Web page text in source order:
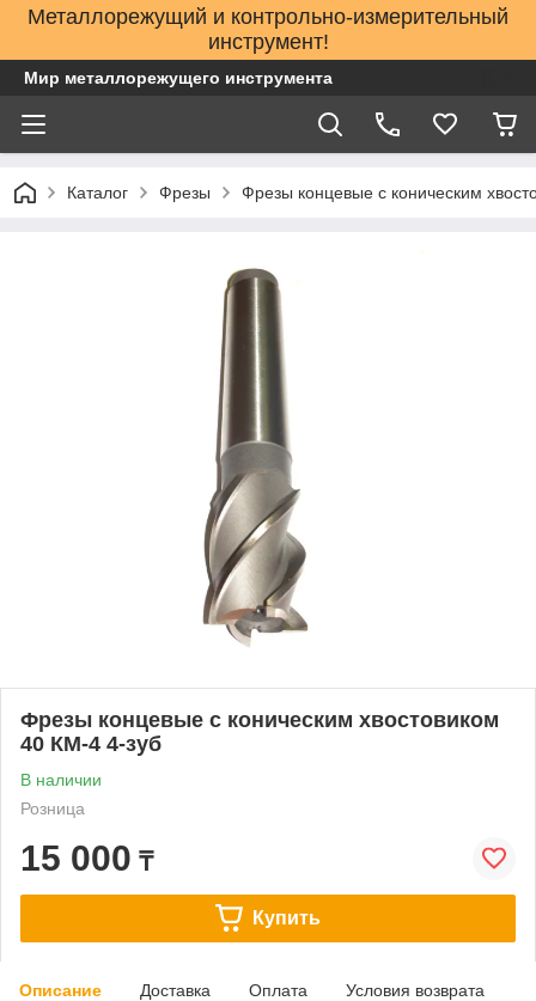
Металлорежущий и контрольно-измерительный
инструмент!
Мир металлорежущего инструмента
Каталог Фрезы Фрезы концевые с коническим
Фрезы концевые с коническим хвостовиком
40 КМ-4 4-зуб
В наличии
Розница
15 000 ₸
Купить
Описание Доставка Оплата Условия возврата